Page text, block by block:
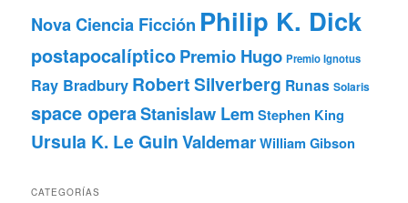
Nova Ciencia Ficción Philip K. Dick
postapocalípticoPremio Hugo Premio Ignotus
Ray Bradbury Robert Silverberg Runas Solaris
space operaStanislaw Lem Stephen King
Ursula K. Le GuinValdemarWilliam Gibson
CATEGORÍAS